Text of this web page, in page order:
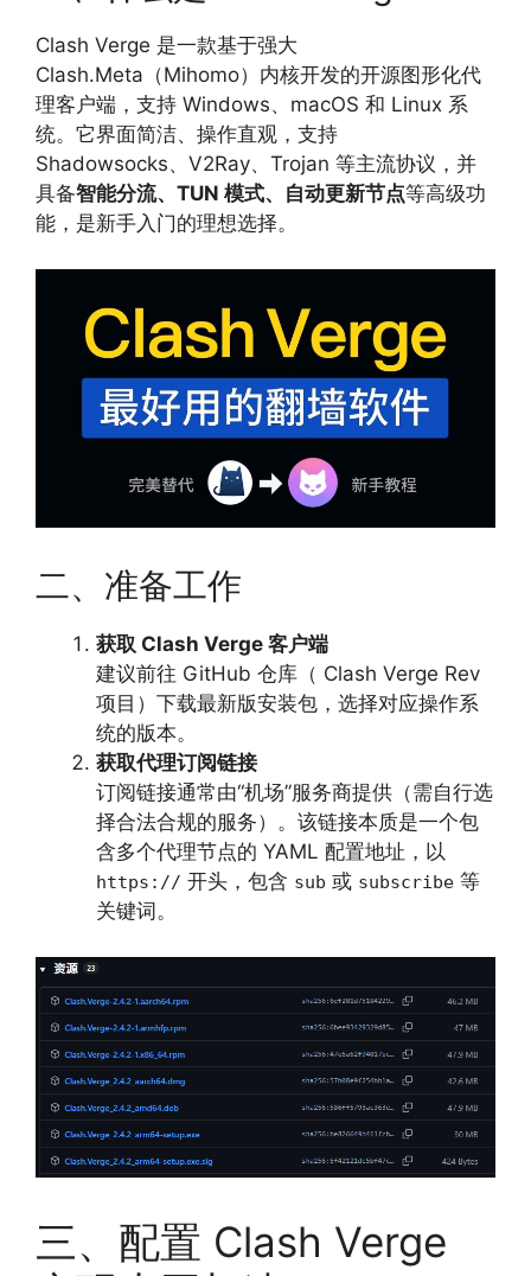
Clash Verge 是一款基于强大
Clash.Meta（Mihomo）内核开发的开源图形化代
理客户端，支持 Windows、macOS 和 Linux 系
统。它界面简洁、操作直观，支持
Shadowsocks、V2Ray、Trojan 等主流协议，并
具备智能分流、TUN 模式、自动更新节点等高级功
能，是新手入门的理想选择。
二、准备工作
获取 Clash Verge 客户端
建议前往 GitHub 仓库（ Clash Verge Rev
项目）下载最新版安装包，选择对应操作系
统的版本。
获取代理订阅链接
订阅链接通常由“机场”服务商提供（需自行选
择合法合规的服务）。该链接本质是一个包
含多个代理节点的 YAML 配置地址，以
https:// 开头，包含 sub 或 subscribe 等
关键词。
三、配置 Clash Verge